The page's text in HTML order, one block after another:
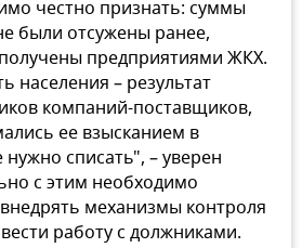
честно признать: суммы
были отсужены ранее,
предприятиями ЖКХ.
населения – результат
компаний-поставщиков,
ее взысканием в
списать", – уверен
с этим необходимо
механизмы контроля
работу с должниками.